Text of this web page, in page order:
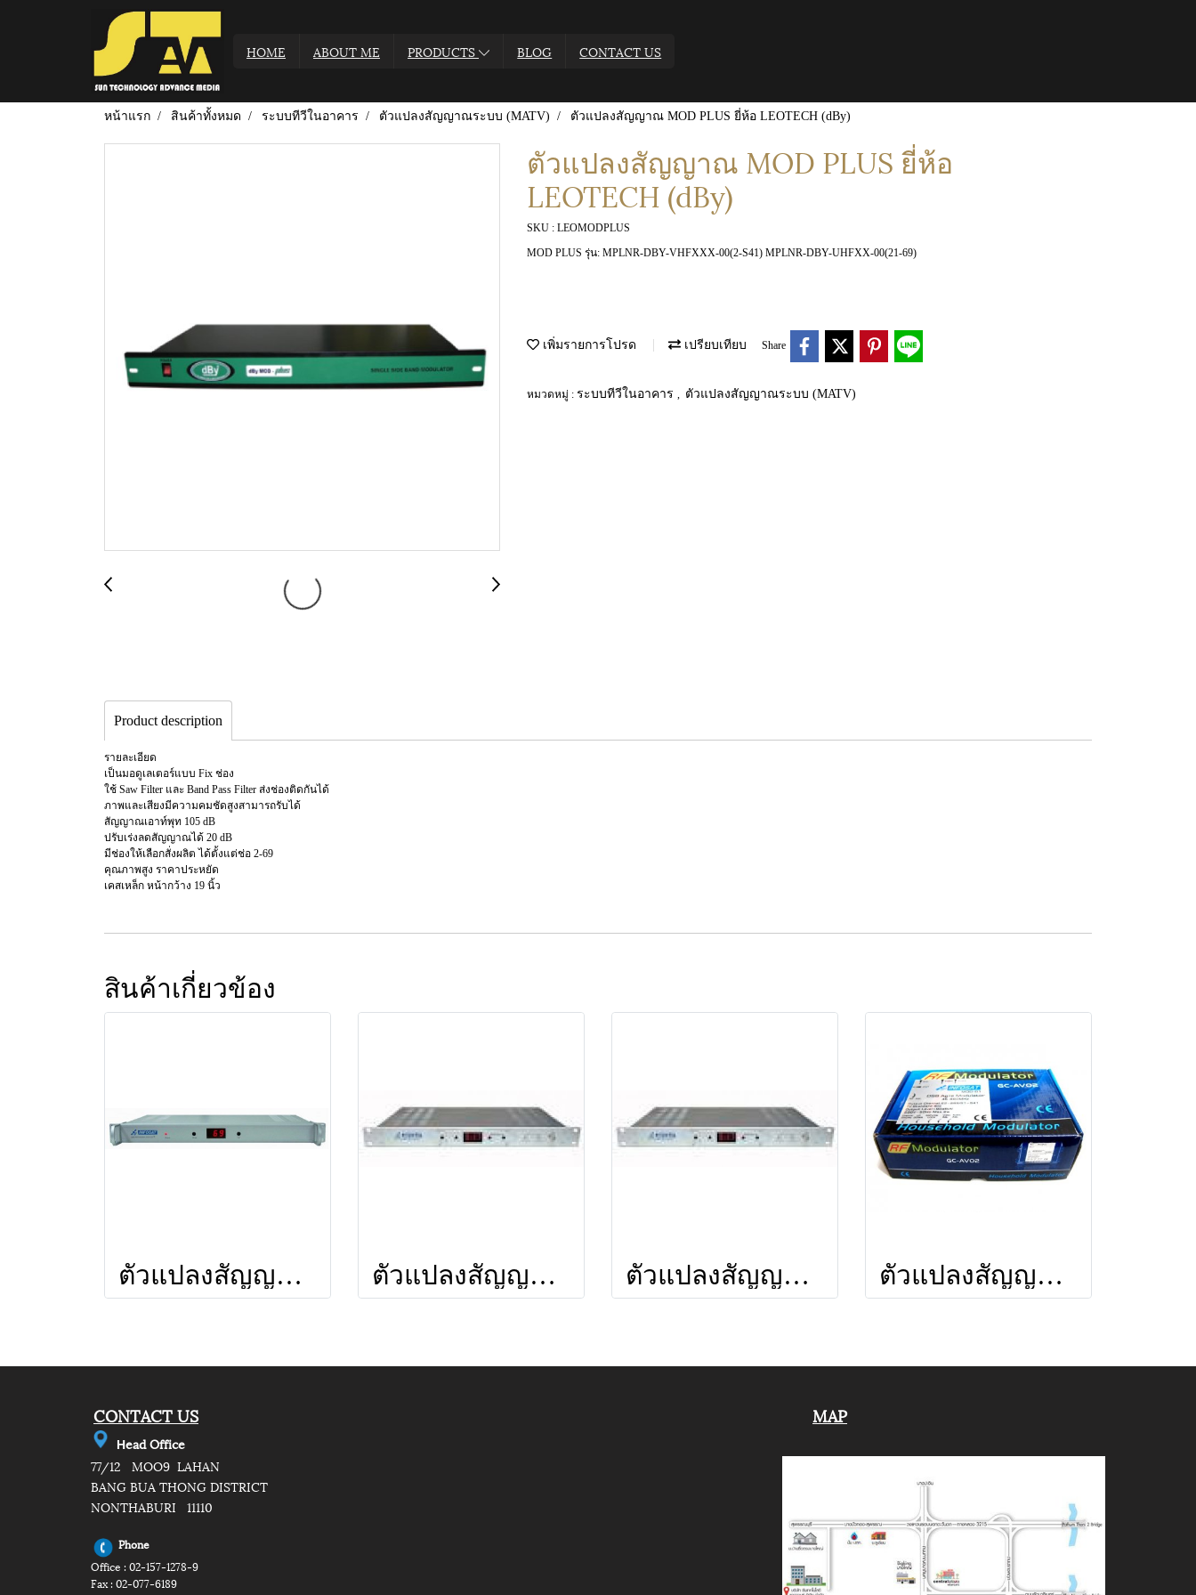
HOME ABOUT ME PRODUCTS BLOG CONTACT US
หน้าแรก สินค้าทั้งหมด ระบบทีวีในอาคาร ตัวแปลงสัญญาณระบบ (MATV) ตัวแปลงสัญญาณ MOD PLUS ยี่ห้อ LEOTECH (dBy)
ตัวแปลงสัญญาณ MOD PLUS ยี่ห้อ
LEOTECH (dBy)
SKU : LEOMODPLUS
MOD PLUS รุ่น: MPLNR-DBY-VHFXXX-00(2-S41) MPLNR-DBY-UHFXX-00(21-69)
เพิ่มรายการโปรด เปรียบเทียบ Share
หมวดหมู่ : ระบบทีวีในอาคาร ตัวแปลงสัญญาณระบบ (MATV)
Product description
รายละเอียด
เป็นมอดูเลเตอร์แบบ Fix ช่อง
ใช้ Saw Filter และ Band Pass Filter ส่งช่องติดกันได้
ภาพและเสียงมีความคมชัดสูงสามารถรับได้
สัญญาณเอาท์พุท 105 dB
ปรับเร่งลดสัญญาณได้ 20 dB
มีช่องให้เลือกสั่งผลิต ได้ตั้งแต่ช่อ 2-69
คุณภาพสูง ราคาประหยัด
เคสเหล็ก หน้ากว้าง 19 นิ้ว
สินค้าเกี่ยวข้อง
ตัวแปลงสัญญาณรุ่น DEM-2008 ยี่ห้อ INFOSAT ตัวแปลงสัญญาณรุ่น SFM550 VHF/S-BAND ยี่ห้อ INFOSAT ตัวแปลงสัญญาณรุ่น SAM-8600 (E2-U69) ยี่ห้อ INFOSAT ตัวแปลงสัญญาณรุ่น MOD-01 ยี่ห้อ INFOSAT
CONTACT US MAP
Head Office
77/12 MOO9 LAHAN
BANG BUA THONG DISTRICT
NONTHABURI 11110
Phone
Office : 02-157-1278-9
Fax : 02-077-6189